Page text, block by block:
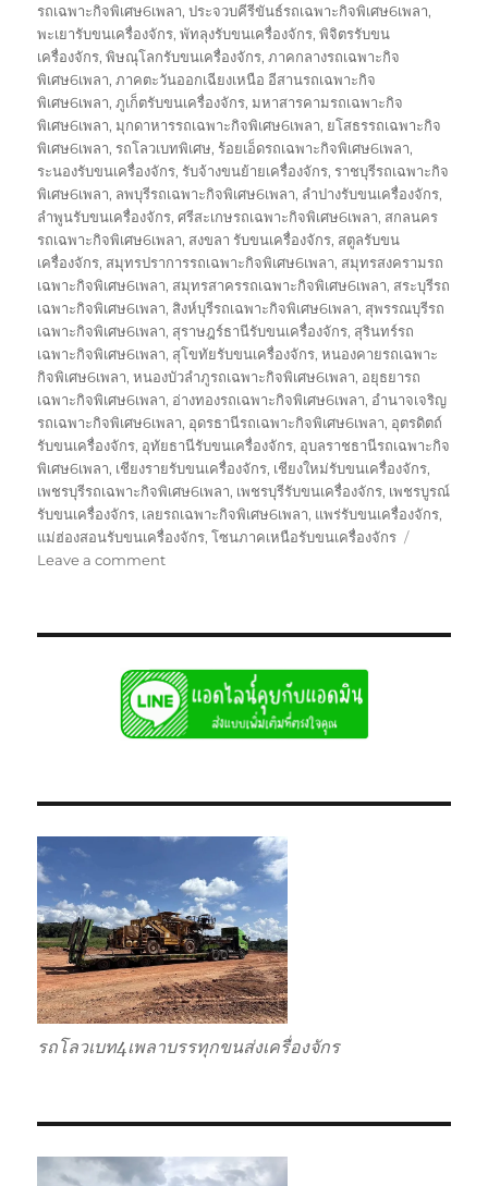
รถเฉพาะกิจพิเศษ6เพลา,ประจวบคีรีขันธ์รถเฉพาะกิจพิเศษ6เพลา,
พะเยารับขนเครื่องจักร,พัทลุงรับขนเครื่องจักร,พิจิตรรับขน
เครื่องจักร,พิษณุโลกรับขนเครื่องจักร,ภาคกลางรถเฉพาะกิจ
พิเศษ6เพลา,ภาคตะวันออกเฉียงเหนือ อีสานรถเฉพาะกิจ
พิเศษ6เพลา,ภูเก็ตรับขนเครื่องจักร,มหาสารคามรถเฉพาะกิจ
พิเศษ6เพลา,มุกดาหารรถเฉพาะกิจพิเศษ6เพลา, ยโสธรรถเฉพาะกิจ
พิเศษ6เพลา,รถโลวเบทพิเศษ,ร้อยเอ็ดรถเฉพาะกิจพิเศษ6เพลา,
ระนองรับขนเครื่องจักร,รับจ้างขนย้ายเครื่องจักร,ราชบุรีรถเฉพาะกิจ
พิเศษ6เพลา, ลพบุรีรถเฉพาะกิจพิเศษ6เพลา, ลำปางรับขนเครื่องจักร,
ลำพูนรับขนเครื่องจักร,ศรีสะเกษรถเฉพาะกิจพิเศษ6เพลา, สกลนคร
รถเฉพาะกิจพิเศษ6เพลา, สงขลา รับขนเครื่องจักร, สตูลรับขน
เครื่องจักร, สมุทรปราการรถเฉพาะกิจพิเศษ6เพลา, สมุทรสงครามรถ
เฉพาะกิจพิเศษ6เพลา, สมุทรสาครรถเฉพาะกิจพิเศษ6เพลา, สระบุรีรถ
เฉพาะกิจพิเศษ6เพลา, สิงห์บุรีรถเฉพาะกิจพิเศษ6เพลา, สุพรรณบุรีรถ
เฉพาะกิจพิเศษ6เพลา, สุราษฎร์ธานีรับขนเครื่องจักร, สุรินทร์รถ
เฉพาะกิจพิเศษ6เพลา, สุโขทัยรับขนเครื่องจักร,หนองคายรถเฉพาะ
กิจพิเศษ6เพลา,หนองบัวลำภูรถเฉพาะกิจพิเศษ6เพลา, อยุธยารถ
เฉพาะกิจพิเศษ6เพลา, อ่างทองรถเฉพาะกิจพิเศษ6เพลา, อำนาจเจริญ
รถเฉพาะกิจพิเศษ6เพลา, อุดรธานีรถเฉพาะกิจพิเศษ6เพลา, อุตรดิตถ์
รับขนเครื่องจักร, อุทัยธานีรับขนเครื่องจักร, อุบลราชธานีรถเฉพาะกิจ
พิเศษ6เพลา, เชียงรายรับขนเครื่องจักร, เชียงใหม่รับขนเครื่องจักร,
เพชรบุรีรถเฉพาะกิจพิเศษ6เพลา, เพชรบุรีรับขนเครื่องจักร, เพชรบูรณ์
รับขนเครื่องจักร, เลยรถเฉพาะกิจพิเศษ6เพลา, แพร่รับขนเครื่องจักร,
แม่ฮ่องสอนรับขนเครื่องจักร,โซนภาคเหนือรับขนเครื่องจักร
Leave a commenton
รับ
ส่ง
ไป
แบบ
รวม
รถโลวเบท4เพลาบรรทุกขนส่งเครื่องจักร